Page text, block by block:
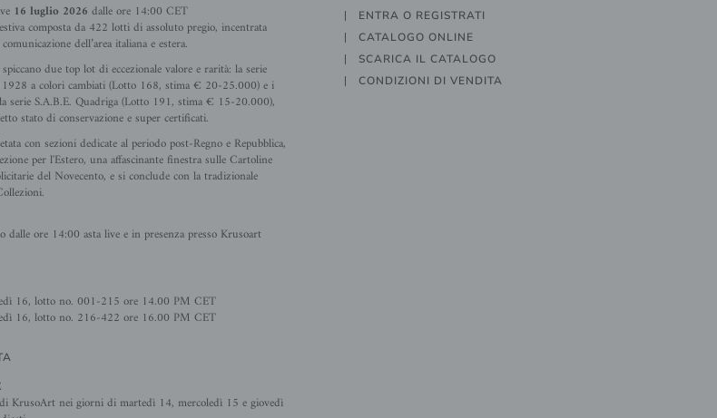
16 luglio 2026 dalle ore 14:00 CET
composta da 422 lotti di assoluto pregio, incentrata
dell’area italiana e estera.
due top lot di eccezionale valore e rarità: la serie
a colori cambiati (Lotto 168, stima € 20-25.000) e i
serie S.A.B.E. Quadriga (Lotto 191, stima € 15-20.000),
stato di conservazione e super certificati.
con sezioni dedicate al periodo post-Regno e Repubblica,
per l'Estero, una affascinante finestra sulle Cartoline
del Novecento, e si conclude con la tradizionale
dalle ore 14:00 asta live e in presenza presso Krusoart
16, lotto no. 001-215 ore 14.00 PM CET
16, lotto no. 216-422 ore 16.00 PM CET
KrusoArt nei giorni di martedì 14, mercoledì 15 e giovedì
ENTRA O REGISTRATI
CATALOGO ONLINE
SCARICA IL CATALOGO
CONDIZIONI DI VENDITA